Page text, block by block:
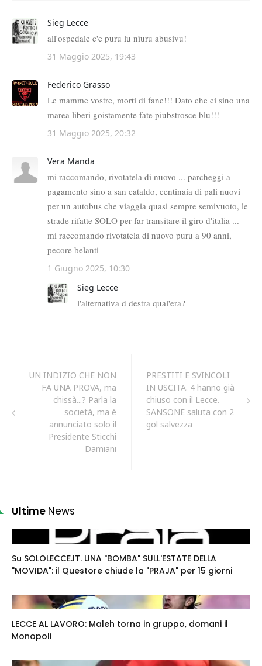
UN INDIZIO CHE NON
FA UNA PROVA, ma
chissà...? Parla la
società, ma è
annunciato solo il
Presidente Sticchi
Damiani
PRESTITI E SVINCOLI
IN USCITA. 4 hanno già
chiuso con il Lecce.
SANSONE saluta con 2
gol salvezza
Ultime News
Su SOLOLECCE.IT. UNA "BOMBA" SULL'ESTATE DELLA
"MOVIDA": il Questore chiude la "PRAJA" per 15 giorni
LECCE AL LAVORO: Maleh torna in gruppo, domani il
Monopoli